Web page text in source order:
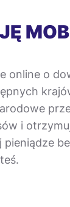
online o
i
pieniądze